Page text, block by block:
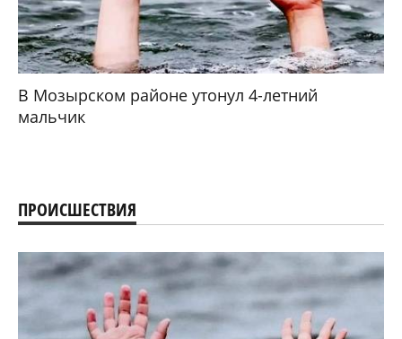
В Мозырском районе утонул 4-летний
мальчик
ПРОИСШЕСТВИЯ